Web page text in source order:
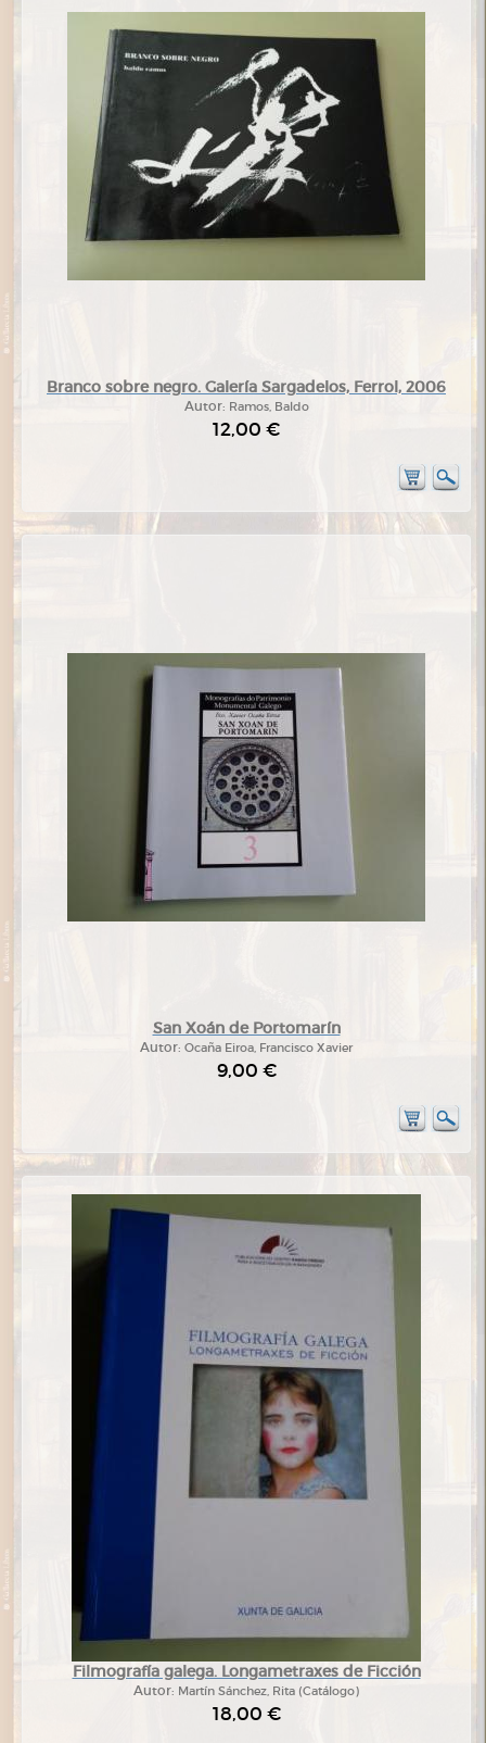
Branco sobre negro. Galería Sargadelos, Ferrol, 2006
Autor: Ramos, Baldo
12,00 €
San Xoán de Portomarín
Autor: Ocaña Eiroa, Francisco Xavier
9,00 €
Filmografía galega. Longametraxes de Ficción
Autor: Martín Sánchez, Rita (Catálogo)
18,00 €